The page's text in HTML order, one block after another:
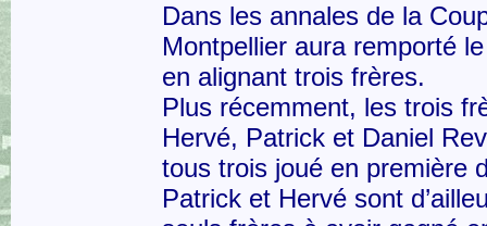
Dans les annales de la
Montpellier aura remporté
en alignant trois frères.
Plus récemment, les trois
Hervé, Patrick et Daniel
tous trois joué en première
Patrick et Hervé sont